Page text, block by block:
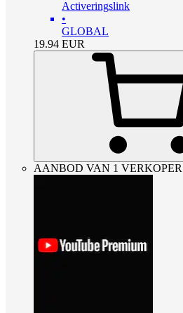
Activeringslink
•
GLOBAL
19.94 EUR
AANBOD VAN 1 VERKOPER